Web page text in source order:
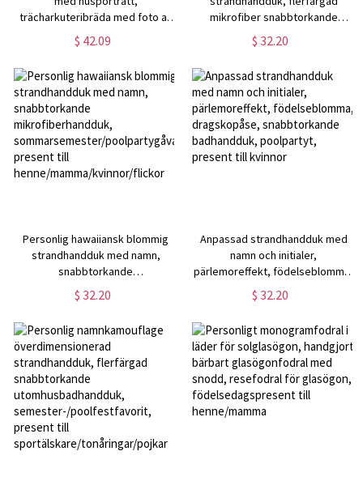
trächarkuteribräda med foto av
nytt hem, kökstillbehör,
inflyttningspresent till familj/par
$ 42.09
mikrofiber snabbtorkande
badhandduk,
semester-/strand-/poolfestfavör,
present till familj/vänner/barn
$ 32.20
Personlig hawaiiansk blommig
strandhandduk med namn,
snabbtorkande
mikrofiberhandduk,
sommarsemester/poolpartygåva,
henne/mamma/kvinnor/flickor
$ 32.20
Anpassad strandhandduk med
namn och initialer,
pärlemoreffekt, födelseblomma,
dragskopåse, snabbtorkande
badhandduk, poolpartyt, present
$ 32.20